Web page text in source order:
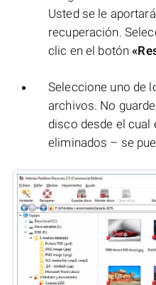
Usted se le
recuperación.
clic en el botón
Seleccione uno de
archivos. No
disco desde el
eliminados – se